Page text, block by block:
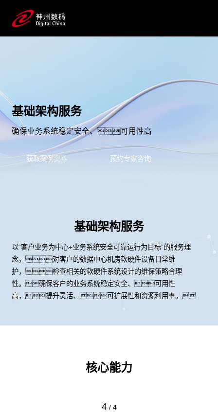
基础架构服务
确保业务系统稳定安全、可用性高
获取案例资料 预约专家咨询
基础架构服务
以“客户业务为中心+业务系统安全可靠运行为目标”的服务理
念，对客户的数据中心机房软硬件设备日常维
护，检查相关的软硬件系统设计的维保策略合理
性。确保客户的业务系统稳定安全、可用性
高，提升灵活、可扩展性和资源利用率。
核心能力
4 / 4